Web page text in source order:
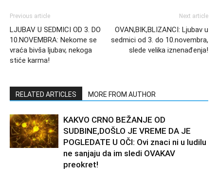
Previous article
LJUBAV U SEDMICI OD 3. DO
10.NOVEMBRA: Nekome se
vraća bivša ljubav, nekoga
stiće karma!
Next article
OVAN,BIK,BLIZANCI: Ljubav u
sedmici od 3. do 10.novembra,
slede velika iznenađenja!
RELATED ARTICLES MORE FROM AUTHOR
KAKVO CRNO BEŽANJE OD
SUDBINE,DOŠLO JE VREME DA JE
POGLEDATE U OČI: Ovi znaci ni u ludilu
ne sanjaju da im sledi OVAKAV
preokret!